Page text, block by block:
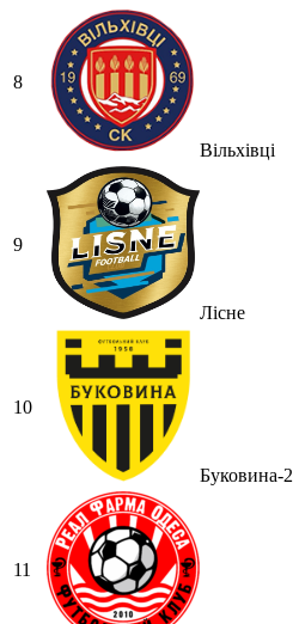
8
Вільхівці
9
Лісне
10
Буковина-2
11